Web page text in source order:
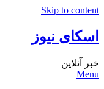
Skip to content
اسکای نیوز
خبر آنلاین
Menu